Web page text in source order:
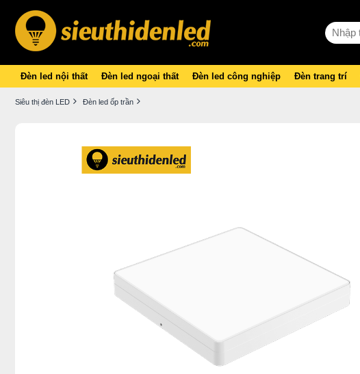
Đèn led nội thất Đèn led ngoại thất Đèn led công nghiệp Đèn trang trí
Siêu thị đèn LED Đèn led ốp trần